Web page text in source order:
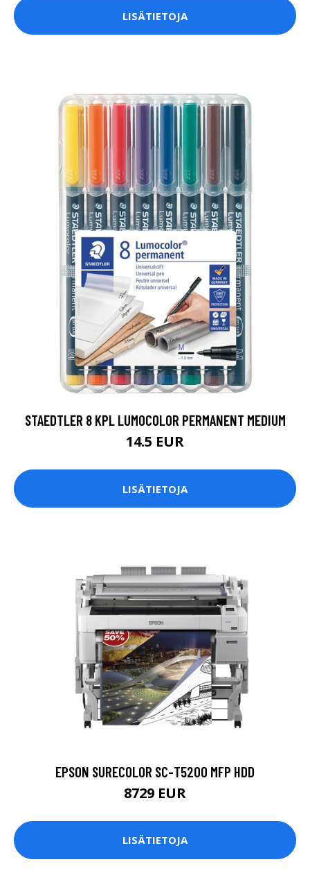
LISÄTIETOJA
STAEDTLER 8 KPL LUMOCOLOR PERMANENT MEDIUM
14.5 EUR
LISÄTIETOJA
EPSON SURECOLOR SC-T5200 MFP HDD
8729 EUR
LISÄTIETOJA